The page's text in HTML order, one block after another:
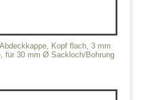
Kopf flach, 3 mm
für 30 mm Ø Sackloch/Bohrung